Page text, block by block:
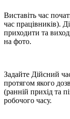
Виставіть час
час працівників).
приходити та
на фото.
Задайте Дійсний
протягом якого
(ранній прихід та
робочого часу.